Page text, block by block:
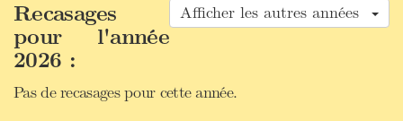
Afficher les autres années
Recasages
pour l'année
2026 :
Pas de recasages pour cette année.